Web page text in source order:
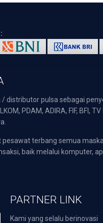
distributor pulsa sebagai
PDAM, ADIRA, FIF,
pesawat terbang semua
baik melalui komputer,
PARTNER LINK
Kami yang selalu berinovasi